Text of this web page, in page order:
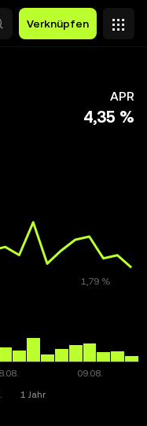
Verknüpfen
APR
4,35 %
1 Jahr